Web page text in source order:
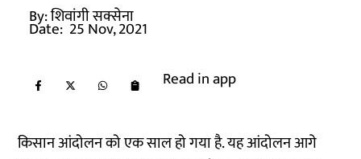
By:शिवांगी सक्सेना
Date: 25 Nov, 2021
Read in app
किसान आंदोलन को एक साल हो गया है. यह आंदोलन आगे